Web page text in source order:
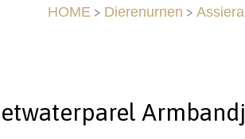
HOME > Dierenurnen >